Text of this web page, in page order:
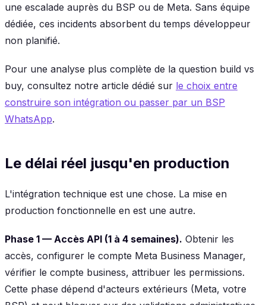
une escalade auprès du BSP ou de Meta. Sans équipe
dédiée, ces incidents absorbent du temps développeur
non planifié.
Pour une analyse plus complète de la question build vs
buy, consultez notre article dédié sur le choix entre
construire son intégration ou passer par un BSP
WhatsApp.
Le délai réel jusqu'en production
L'intégration technique est une chose. La mise en
production fonctionnelle en est une autre.
Phase 1 — Accès API (1 à 4 semaines). Obtenir les
accès, configurer le compte Meta Business Manager,
vérifier le compte business, attribuer les permissions.
Cette phase dépend d'acteurs extérieurs (Meta, votre